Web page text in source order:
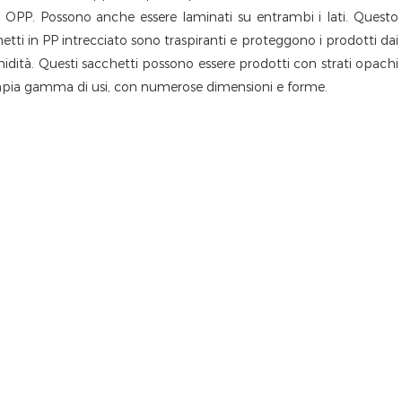
Possono anche essere laminati su entrambi i lati. Questo
in PP intrecciato sono traspiranti e proteggono i prodotti dai
Questi sacchetti possono essere prodotti con strati opachi
gamma di usi, con numerose dimensioni e forme.